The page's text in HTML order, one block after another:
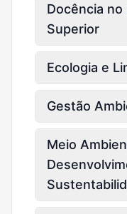
Docência no
Superior
Ecologia e
Gestão
Meio